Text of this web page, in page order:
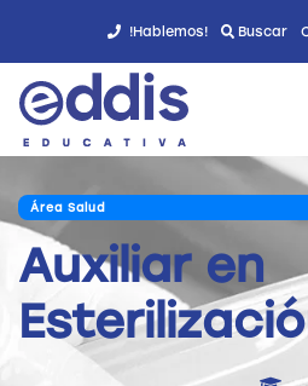
!Hablemos! Buscar
Área Salud
Auxiliar en